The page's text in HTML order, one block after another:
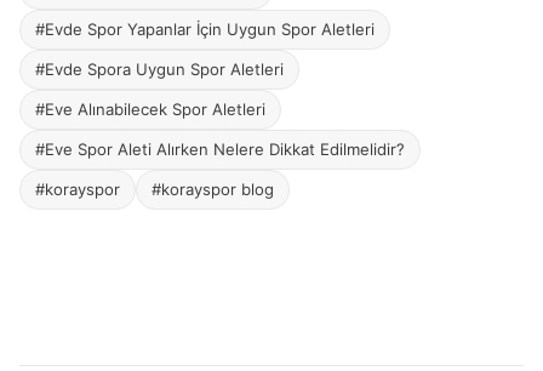
#Evde Spor Yapanlar İçin Uygun Spor Aletleri
#Evde Spora Uygun Spor Aletleri
#Eve Alınabilecek Spor Aletleri
#Eve Spor Aleti Alırken Nelere Dikkat Edilmelidir?
#korayspor #korayspor blog